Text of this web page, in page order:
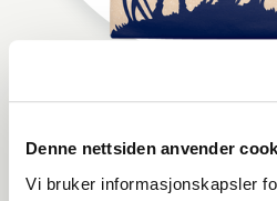
Denne nettsiden anvender
Vi bruker informasjonskapsler
Norgesmøllene